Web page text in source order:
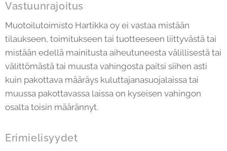
Vastuunrajoitus
Muotoilutoimisto Hartikka oy ei vastaa mistään
tilaukseen, toimitukseen tai tuotteeseen liittyvästä tai
mistään edellä mainitusta aiheutuneesta välillisestä tai
välittömästä tai muusta vahingosta paitsi siihen asti
kuin pakottava määräys kuluttajanasuojalaissa tai
muussa pakottavassa laissa on kyseisen vahingon
osalta toisin määrännyt.
Erimielisyydet